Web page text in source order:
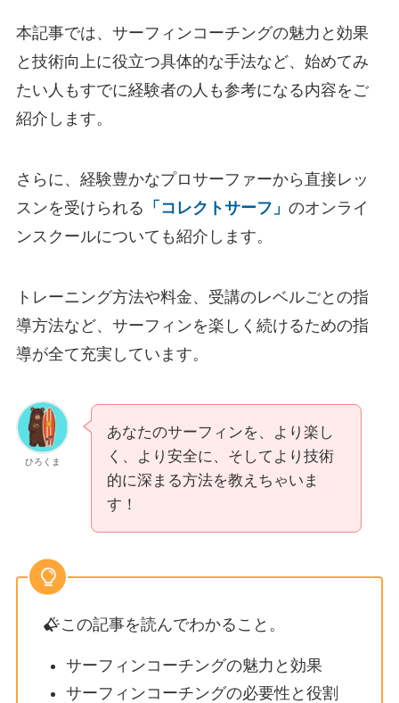
本記事では、サーフィンコーチングの魅力と効果
と技術向上に役立つ具体的な手法など、始めてみ
たい人もすでに経験者の人も参考になる内容をご
紹介します。
さらに、経験豊かなプロサーファーから直接レッ
スンを受けられる 「コレクトサーフ」 のオンライ
ンスクールについても紹介します。
トレーニング方法や料金、受講のレベルごとの指
導方法など、サーフィンを楽しく続けるための指
導が全て充実しています。
ひろくま
あなたのサーフィンを、より楽し
く、より安全に、そしてより技術
的に深まる方法を教えちゃいま
す！
この記事を読んでわかること。
サーフィンコーチングの魅力と効果
サーフィンコーチングの必要性と役割